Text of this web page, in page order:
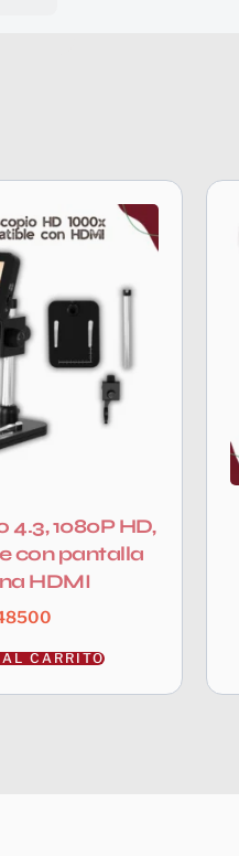
1080P HD,
con pantalla
HDMI
CARRITO